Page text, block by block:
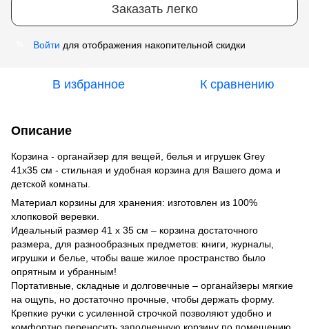
Заказать легко
Войти для отображения накопительной скидки
В избранное К сравнению
Описание
Корзина - органайзер для вещей, белья и игрушек Grey
41х35 см - стильная и удобная корзина для Вашего дома и
детской комнаты.
Материал корзины для хранения: изготовлен из 100%
хлопковой веревки.
Идеальный размер 41 х 35 см – корзина достаточного
размера, для разнообразных предметов: книги, журналы,
игрушки и белье, чтобы ваше жилое пространство было
опрятным и убранным!
Портативные, складные и долговечные – органайзеры мягкие
на ощупь, но достаточно прочные, чтобы держать форму.
Крепкие ручки с усиленной строчкой позволяют удобно и
комфортно переносить заполненную корзину по помещению.